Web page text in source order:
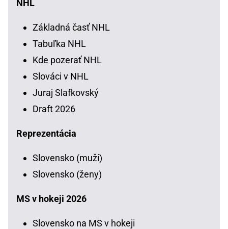
NHL
Základná časť NHL
Tabuľka NHL
Kde pozerať NHL
Slováci v NHL
Juraj Slafkovský
Draft 2026
Reprezentácia
Slovensko (muži)
Slovensko (ženy)
MS v hokeji 2026
Slovensko na MS v hokeji